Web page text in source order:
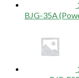
BJG-35A